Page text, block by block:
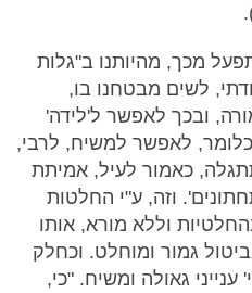
מכך, מהיותנו ב"גלות
לשים מבטחנו בו,
ובכך לאפשר ל'לידה'
כלומר, לאפשר למשיח, לרבי,
כאמור לעיל, אמיתת
וזה, ע"י החלטות
וללא מורא, אותו
גמור ומוחלט. וכחלק
גאולה ומשיח. "כי,